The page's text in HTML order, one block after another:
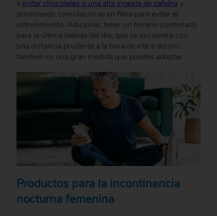
a evitar chocolates o una alta ingesta de cafeína y
priorizando comidas ricas en fibra para evitar el
estreñimiento. Adicional, tener un horario controlado
para la última bebida del día, que se encuentre con
una distancia prudente a la hora de irte a dormir,
también es una gran medida que puedes adoptar.
Productos para la incontinencia
nocturna femenina